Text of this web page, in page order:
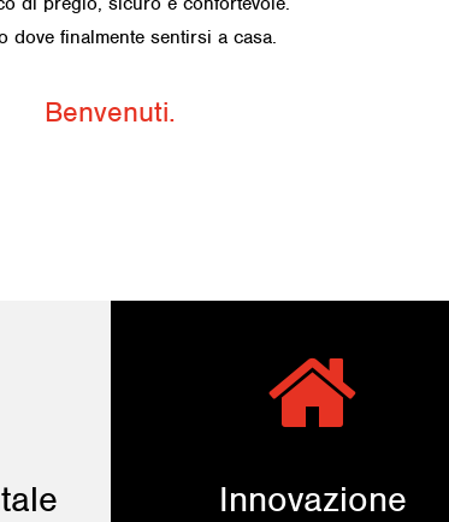
dove finalmente sentirsi a casa.
Benvenuti.
Innovazione